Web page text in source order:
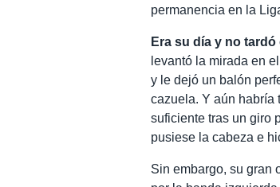
permanencia en la
Era su día y no
levantó la mirada en
y le dejó un balón
cazuela. Y aún habría
suficiente tras un giro
pusiese la cabeza e
Sin embargo, su gran